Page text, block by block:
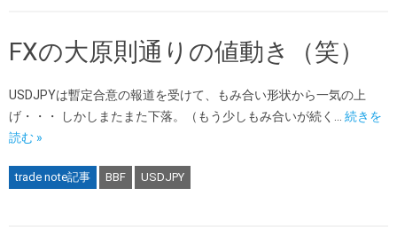
FXの大原則通りの値動き（笑）
USDJPYは暫定合意の報道を受けて、もみ合い形状から一気の上
げ・・・ しかしまたまた下落。（もう少しもみ合いが続く… 続きを
読む »
trade note記事 BBF USDJPY